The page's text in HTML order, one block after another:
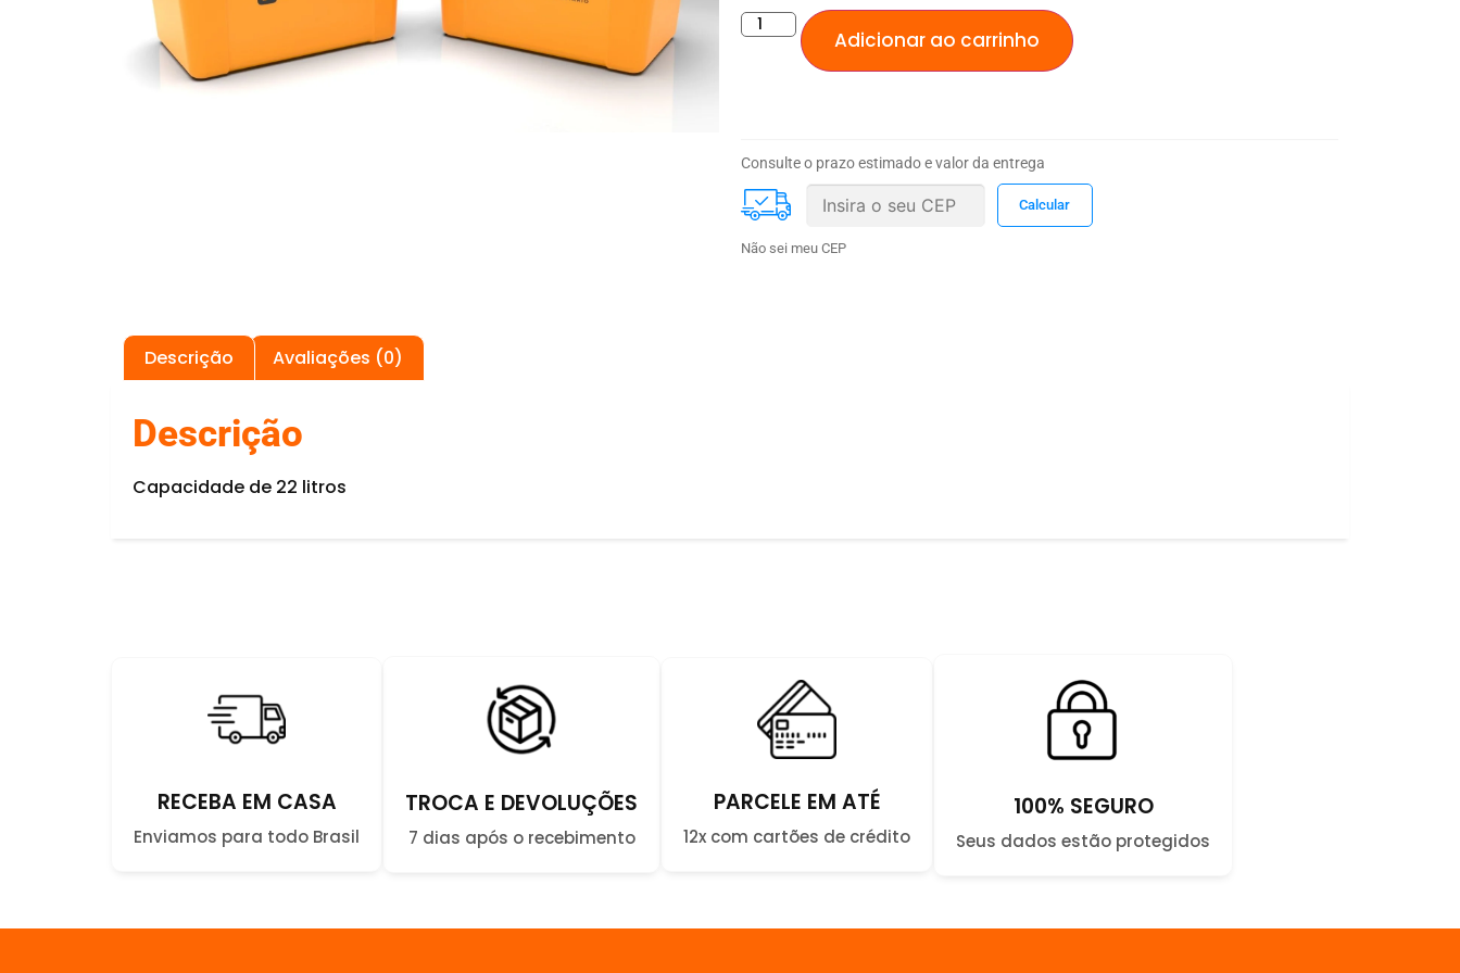
Adicionar ao carrinho
Consulte o prazo estimado e valor da entrega
Não sei meu CEP
Descrição Avaliações (0)
Descrição
Capacidade de 22 litros
RECEBA EM CASA
Enviamos para todo Brasil
TROCA E DEVOLUÇÕES
7 dias após o recebimento
PARCELE EM ATÉ
12x com cartões de crédito
100% SEGURO
Seus dados estão protegidos